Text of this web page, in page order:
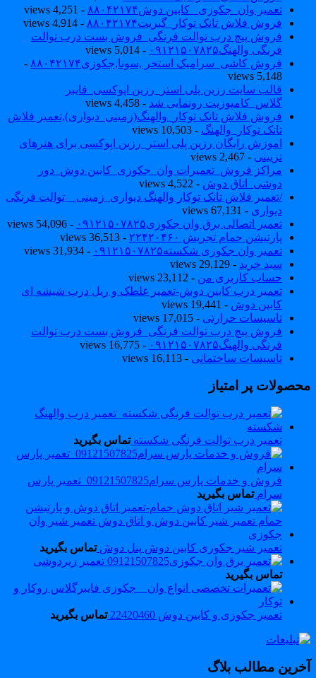
تعمیر وان_جکوزی_ کابین دوش۸۸۰۴۲۱۷۴
- 4,251 views
فروش فلاش تانک توکار_گبریت۸۸۰۴۲۱۷۴
- 4,914 views
فروش پیچ درب توالت فرنگی_فروش بست درب توالت
فرنگی والهنگ۰۹۱۲۱۵۰۷۸۲۵
- 5,014 views
فروش کاشی_سرامیک استخر ,سونا,جکوزی۸۸۰۴۲۱۷۴
-
5,148 views
قالب سایت رزین پلی استر_رزین اپوکسی_فایبر
گلاس_کامپوزیت رونمایی شد- 4,458 views
فروش فلاش تانک توکار_والهنگ(زمینی_دیواری),تعمیر فلاش
تانک توکار_والهنگ- 10,503 views
اموزش رایگان رزین پلی استر_رزین اپوکسی برای هنرهای
تزیینی- 2,467 views
مراکز فروش_تعمیرات وان_جکوزی_کابین دوش_دور
دوشی_اتاق دوش- 4,522 views
/تعمیر فلاش تانک توکار والهنگ دیواری_زمینی _ توالت فرنگی
دیواری - 67,131 views
تعمیر اتصالی برق وان جکوزی۰۹۱۲۱۵۰۷۸۲۵
- 54,096 views
پارتیشن حمام تجریش ۲۲۴۲۰۴۶۰
- 36,513 views
تعمیر وان جکوزی شکسته۰۹۱۲۱۵۰۷۸۲۵
- 31,934 views
سبد خرید - 29,129 views
حساب کاربری من- 23,112 views
تعمیر درب کابین دوش-تعمیر غلطک و ریل درب شیشه ای
کابین دوش- 19,441 views
تاسیسات حرارتی- 17,015 views
فروش پیچ درب توالت فرنگی_فروش بست درب توالت
فرنگی والهنگ۰۹۱۲۱۵۰۷۸۲۵
- 16,775 views
تاسیسات ساختمانی- 16,113 views
پر امتیاز
تعمیر درب توالت فرنگی شکسته تماس بگیرید
فروش و خدمات پارس سرام09121507825_تعمیر پارس
سرام تماس بگیرید
تعمیر شیر جکوزی کابین دوش پنل دوش تماس بگیرید
تعمیر زیردوشی
تماس بگیرید
تعمیر جکوزی و کابین دوش 22420460 تماس بگیرید
مطالب بلاگ